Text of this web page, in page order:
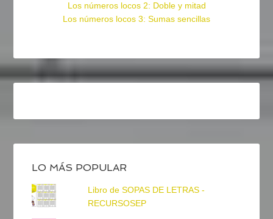
Los números locos 2: Doble y mitad
Los números locos 3: Sumas sencillas
LO MÁS POPULAR
Libro de SOPAS DE LETRAS -
RECURSOSEP